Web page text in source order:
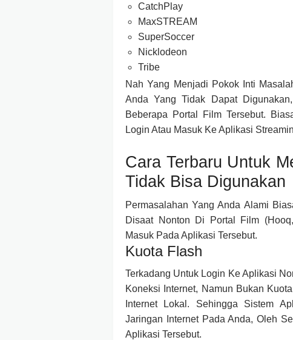
CatchPlay
MaxSTREAM
SuperSoccer
Nicklodeon
Tribe
Nah Yang Menjadi Pokok Inti
Anda Yang Tidak Dapat
Beberapa Portal Film Tersebut.
Login Atau Masuk Ke Aplikasi
Cara Terbaru Untuk
Tidak Bisa Digunakan
Permasalahan Yang Anda Alami
Disaat Nonton Di Portal Film
Masuk Pada Aplikasi Tersebut.
Kuota Flash
Terkadang Untuk Login Ke Aplikasi
Koneksi Internet, Namun Bukan
Internet Lokal. Sehingga Sistem
Jaringan Internet Pada Anda, Oleh
Aplikasi Tersebut.